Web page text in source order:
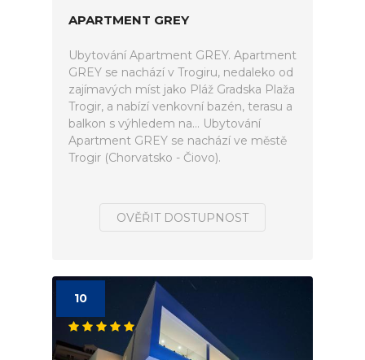
APARTMENT GREY
Ubytování Apartment GREY. Apartment
GREY se nachází v Trogiru, nedaleko od
zajímavých míst jako Pláž Gradska Plaža
Trogir, a nabízí venkovní bazén, terasu a
balkon s výhledem na... Ubytování
Apartment GREY se nachází ve městě
Trogir (Chorvatsko - Čiovo).
OVĚŘIT DOSTUPNOST
10